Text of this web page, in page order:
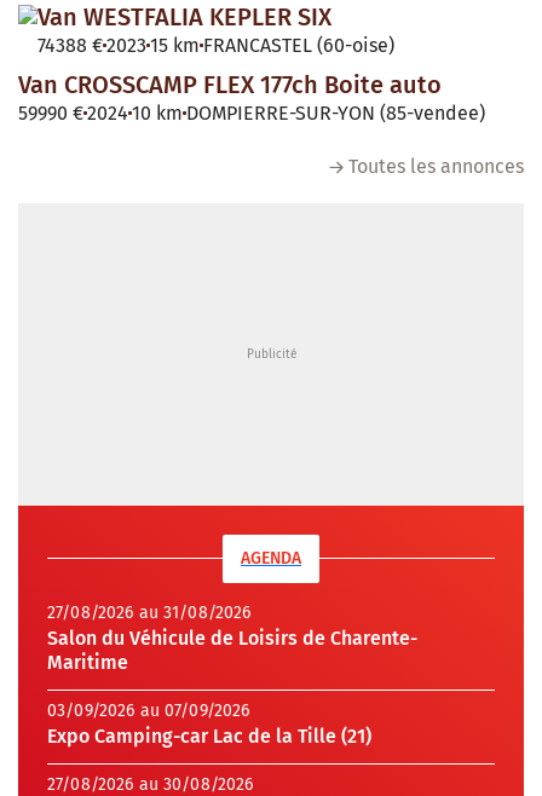
Van WESTFALIA KEPLER SIX
74388 €2023 15 km FRANCASTEL (60-oise)
Van CROSSCAMP FLEX 177ch Boite auto
59990 €2024 10 km DOMPIERRE-SUR-YON (85-vendee)
Toutes les annonces
AGENDA
27/08/2026 au 31/08/2026
Salon du Véhicule de Loisirs de Charente-
Maritime
03/09/2026 au 07/09/2026
Expo Camping-car Lac de la Tille (21)
27/08/2026 au 30/08/2026